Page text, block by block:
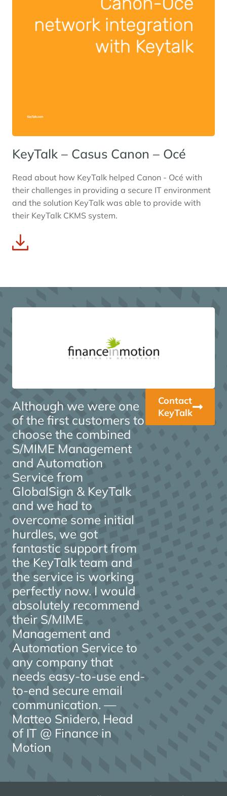
KeyTalk – Casus Canon – Océ
Read about how KeyTalk helped Canon - Océ with
their challenges in providing a secure IT environment
and the solution KeyTalk was able to provide with
their KeyTalk CKMS system.
Although we were one
of the first customers to
choose the combined
S/MIME Management
and Automation
Service from
GlobalSign & KeyTalk
and we had to
overcome some initial
hurdles, we got
fantastic support from
the KeyTalk team and
the service is working
perfectly now. I would
absolutely recommend
their S/MIME
Management and
Automation Service to
any company that
needs easy-to-use end-
to-end secure email
communication. —
Matteo Snidero, Head
of IT @ Finance in
Motion
Contact
KeyTalk